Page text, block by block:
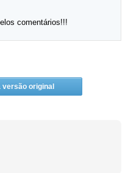
comentários!!!
versão original